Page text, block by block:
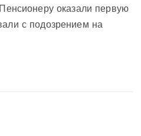
оказали первую
с подозрением на